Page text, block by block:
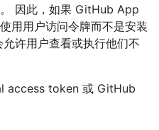
因此，如果 GitHub App
用用户访问令牌而不是安装
许用户查看或执行他们不
access token 或 GitHub